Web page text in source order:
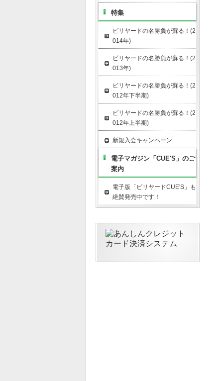
特集
ビリヤードの名勝負が蘇る！(2
014年)
ビリヤードの名勝負が蘇る！(2
013年)
ビリヤードの名勝負が蘇る！(2
012年下半期)
ビリヤードの名勝負が蘇る！(2
012年上半期)
新規入会キャンペーン
電子マガジン「CUE'S」のご
案内
電子版「ビリヤードCUE'S」も
絶賛発売中です！